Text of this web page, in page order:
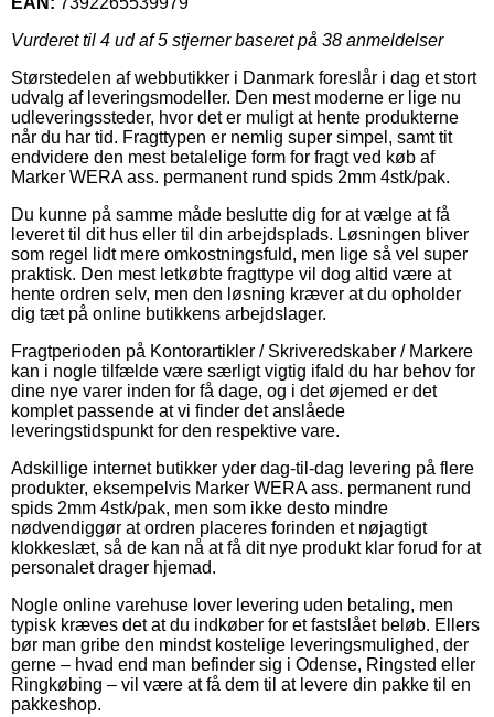
Vurderet til 4 ud af 5 stjerner baseret på 38 anmeldelser
Størstedelen af webbutikker i Danmark foreslår i dag et stort
udvalg af leveringsmodeller. Den mest moderne er lige nu
udleveringssteder, hvor det er muligt at hente produkterne
når du har tid. Fragttypen er nemlig super simpel, samt tit
endvidere den mest betalelige form for fragt ved køb af
Marker WERA ass. permanent rund spids 2mm 4stk/pak.
Du kunne på samme måde beslutte dig for at vælge at få
leveret til dit hus eller til din arbejdsplads. Løsningen bliver
som regel lidt mere omkostningsfuld, men lige så vel super
praktisk. Den mest letkøbte fragttype vil dog altid være at
hente ordren selv, men den løsning kræver at du opholder
dig tæt på online butikkens arbejdslager.
Fragtperioden på Kontorartikler / Skriveredskaber / Markere
kan i nogle tilfælde være særligt vigtig ifald du har behov for
dine nye varer inden for få dage, og i det øjemed er det
komplet passende at vi finder det anslåede
leveringstidspunkt for den respektive vare.
Adskillige internet butikker yder dag-til-dag levering på flere
produkter, eksempelvis Marker WERA ass. permanent rund
spids 2mm 4stk/pak, men som ikke desto mindre
nødvendiggør at ordren placeres forinden et nøjagtigt
klokkeslæt, så de kan nå at få dit nye produkt klar forud for at
personalet drager hjemad.
Nogle online varehuse lover levering uden betaling, men
typisk kræves det at du indkøber for et fastslået beløb. Ellers
bør man gribe den mindst kostelige leveringsmulighed, der
gerne – hvad end man befinder sig i Odense, Ringsted eller
Ringkøbing – vil være at få dem til at levere din pakke til en
pakkeshop.